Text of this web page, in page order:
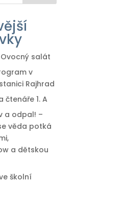
Ovocný salát
v
Rajhrad
čtenáře 1. A
a odpal! –
věda potká
a dětskou
školní